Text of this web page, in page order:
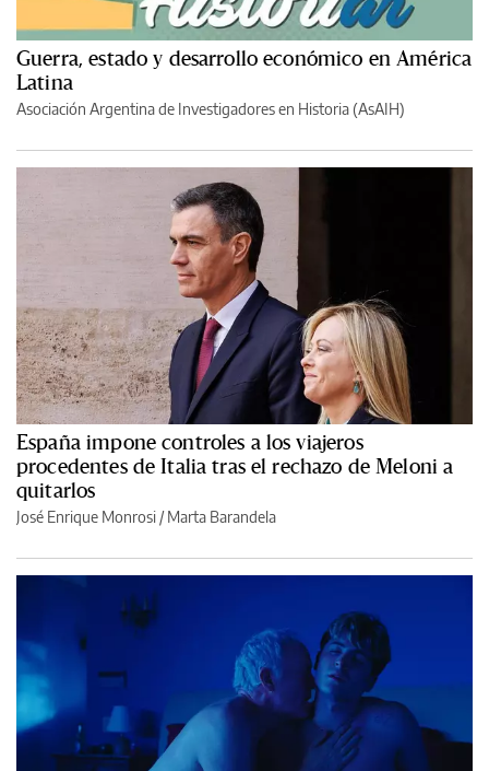
Guerra, estado y desarrollo económico en América
Latina
Asociación Argentina de Investigadores en Historia (AsAIH)
España impone controles a los viajeros
procedentes de Italia tras el rechazo de Meloni a
quitarlos
José Enrique Monrosi / Marta Barandela